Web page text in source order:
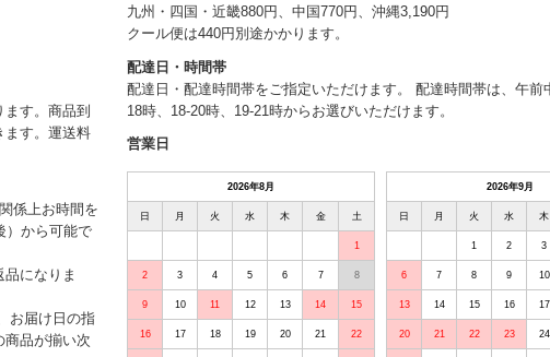
す。商品到
ます。運送料
係上お時間を
）から可能で
になりま
お届け日の指
商品が揃い次
九州・四国・近畿880円、中国770円、沖縄3,190円
クール便は440円別途かかります。
配達日・時間帯
配達日・配達時間帯をご指定いただけます。 配達時間帯は、午前
18時、18-20時、19-21時からお選びいただけます。
営業日
2026年8月
日 月 火 水 木 金 土
1
2 3 4 5 6 7 8
9 10 11 12 13 14 15
16 17 18 19 20 21 22
2026年9月
日 月 火 水 木
1 2 3
6 7 8 9 10
13 14 15 16 17
20 21 22 23 24